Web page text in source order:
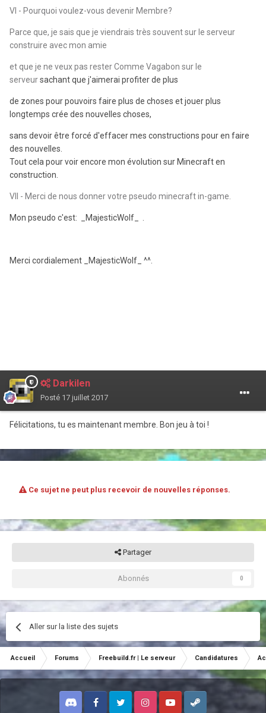
VI - Pourquoi voulez-vous devenir Membre?
Parce que, je sais que je viendrais très souvent sur le serveur
construire avec mon amie
et que je ne veux pas rester Comme Vagabon sur le
serveursachant que j'aimerai profiter de plus
de zones pour pouvoirs faire plus de choses et jouer plus
longtemps crée des nouvelles choses,
sans devoir être forcé d'effacer mes constructions pour en faire
des nouvelles.
Tout cela pour voir encore mon évolution sur Minecraft en
construction.
VII - Merci de nous donner votre pseudo minecraft in-game.
Mon pseudo c'est: _MajesticWolf_ .
Merci cordialement _MajesticWolf_ ^^.
Darkilen
Posté 17 juillet 2017
Félicitations, tu es maintenant membre. Bon jeu à toi !
Ce sujet ne peut plus recevoir de nouvelles réponses.
Partager
Abonnés 0
Aller sur la liste des sujets
Accueil Forums Freebuild.fr | Le serveur Candidatures